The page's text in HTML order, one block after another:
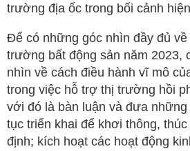
trường địa ốc trong bối cảnh
Để có những góc nhìn đầy đủ về
trường bất động sản năm 2023,
nhìn về cách điều hành vĩ mô
trong việc hỗ trợ thị trường hồi
với đó là bàn luận và đưa
tục triển khai để khơi thông,
định; kích hoạt các hoạt động